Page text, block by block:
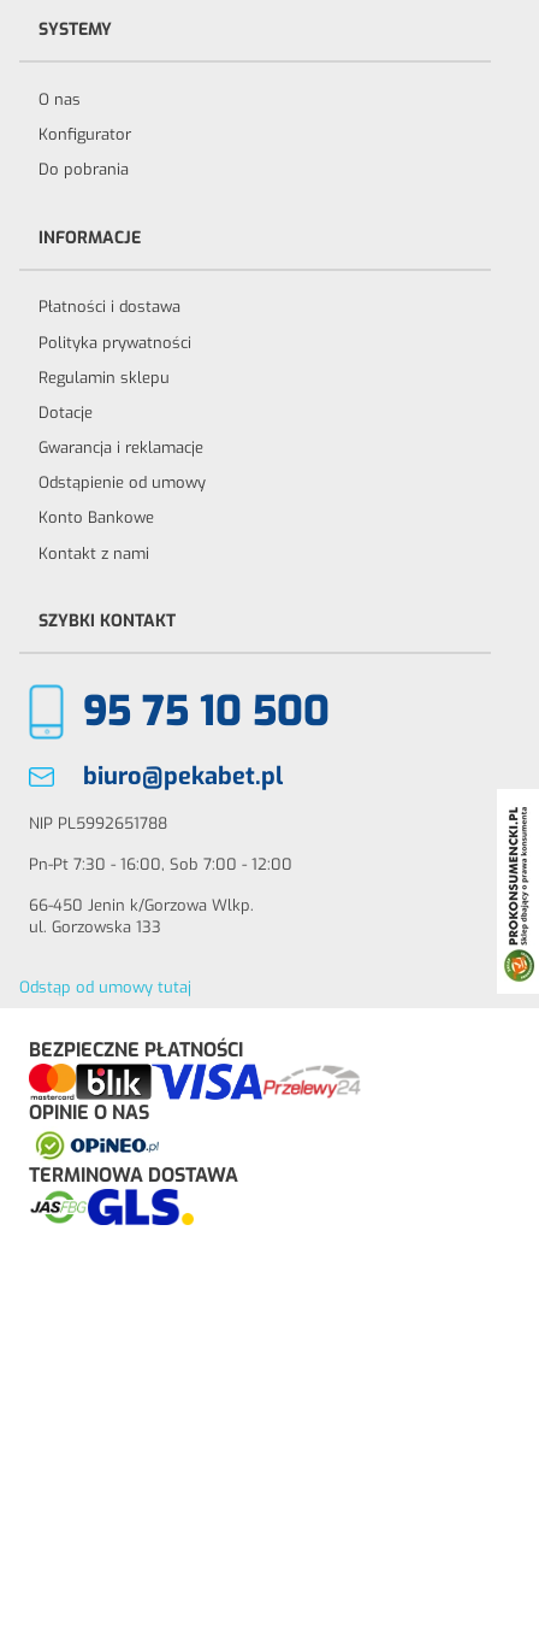
SYSTEMY
O nas
Konfigurator
Do pobrania
INFORMACJE
Płatności i dostawa
Polityka prywatności
Regulamin sklepu
Dotacje
Gwarancja i reklamacje
Odstąpienie od umowy
Konto Bankowe
Kontakt z nami
SZYBKI KONTAKT
95 75 10 500
biuro@pekabet.pl
NIP PL5992651788
Pn-Pt 7:30 - 16:00, Sob 7:00 - 12:00
66-450 Jenin k/Gorzowa Wlkp.
ul. Gorzowska 133
Odstąp od umowy tutaj
BEZPIECZNE PŁATNOŚCI
OPINIE O NAS
TERMINOWA DOSTAWA